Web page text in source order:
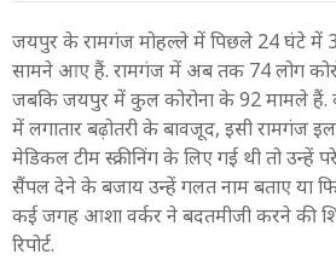
जयपुर के रामगंज मोहल्ले में पिछले 24 घंटे में
सामने आए हैं. रामगंज में अब तक 74 लोग
जबकि जयपुर में कुल कोरोना के 92 मामले हैं.
में लगातार बढ़ोतरी के बावजूद, इसी रामगंज
मेडिकल टीम स्क्रीनिंग के लिए गई थी तो उन्हें
सैंपल देने के बजाय उन्हें गलत नाम बताए या
कई जगह आशा वर्कर ने बदतमीजी करने की
रिपोर्ट.